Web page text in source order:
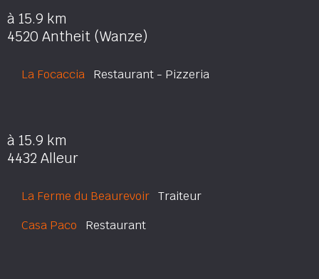
à 15.9 km
4520 Antheit (Wanze)
La Focaccia Restaurant - Pizzeria
à 15.9 km
4432 Alleur
La Ferme du Beaurevoir Traiteur
Casa Paco Restaurant